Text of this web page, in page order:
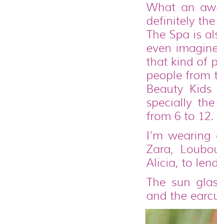
What an
definitely
The Spa is
even
that kind of
people from
Beauty
specially
from 6 to 12.
I’m
Zara,
Alicia, to
The sun
and the